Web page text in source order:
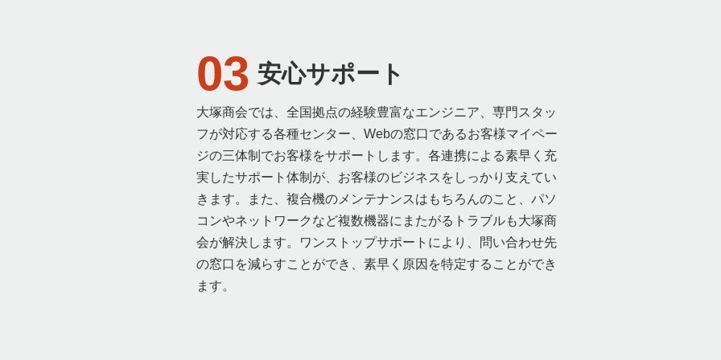
03 安心サポート
大塚商会では、全国拠点の経験豊富なエンジニア、専門スタッ
フが対応する各種センター、Webの窓口であるお客様マイペー
ジの三体制でお客様をサポートします。各連携による素早く充
実したサポート体制が、お客様のビジネスをしっかり支えてい
きます。また、複合機のメンテナンスはもちろんのこと、パソ
コンやネットワークなど複数機器にまたがるトラブルも大塚商
会が解決します。ワンストップサポートにより、問い合わせ先
の窓口を減らすことができ、素早く原因を特定することができ
ます。